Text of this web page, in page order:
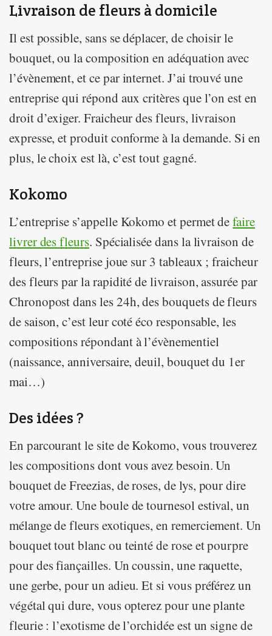
Livraison de fleurs à domicile
Il est possible, sans se déplacer, de choisir le
bouquet, ou la composition en adéquation avec
l’évènement, et ce par internet. J’ai trouvé une
entreprise qui répond aux critères que l’on est en
droit d’exiger. Fraicheur des fleurs, livraison
expresse, et produit conforme à la demande. Si en
plus, le choix est là, c’est tout gagné.
Kokomo
L’entreprise s’appelle Kokomo et permet defaire
livrer des fleurs. Spécialisée dans la livraison de
fleurs, l’entreprise joue sur 3 tableaux ; fraicheur
des fleurs par la rapidité de livraison, assurée par
Chronopost dans les 24h, des bouquets de fleurs
de saison, c’est leur coté éco responsable, les
compositions répondant à l’évènementiel
(naissance, anniversaire, deuil, bouquet du 1er
mai…)
Des idées ?
En parcourant le site de Kokomo, vous trouverez
les compositions dont vous avez besoin. Un
bouquet de Freezias, de roses, de lys, pour dire
votre amour. Une boule de tournesol estival, un
mélange de fleurs exotiques, en remerciement. Un
bouquet tout blanc ou teinté de rose et pourpre
pour des fiançailles. Un coussin, une raquette,
une gerbe, pour un adieu. Et si vous préférez un
végétal qui dure, vous opterez pour une plante
fleurie : l’exotisme de l’orchidée est un signe de